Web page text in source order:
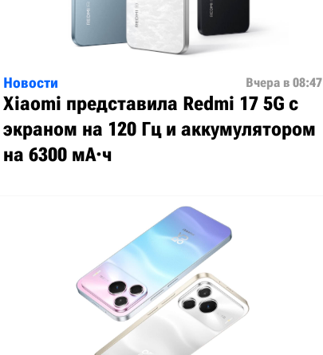
Новости Вчера в 08:47
Xiaomi представила Redmi 17 5G с
экраном на 120 Гц и аккумулятором
на 6300 мА·ч